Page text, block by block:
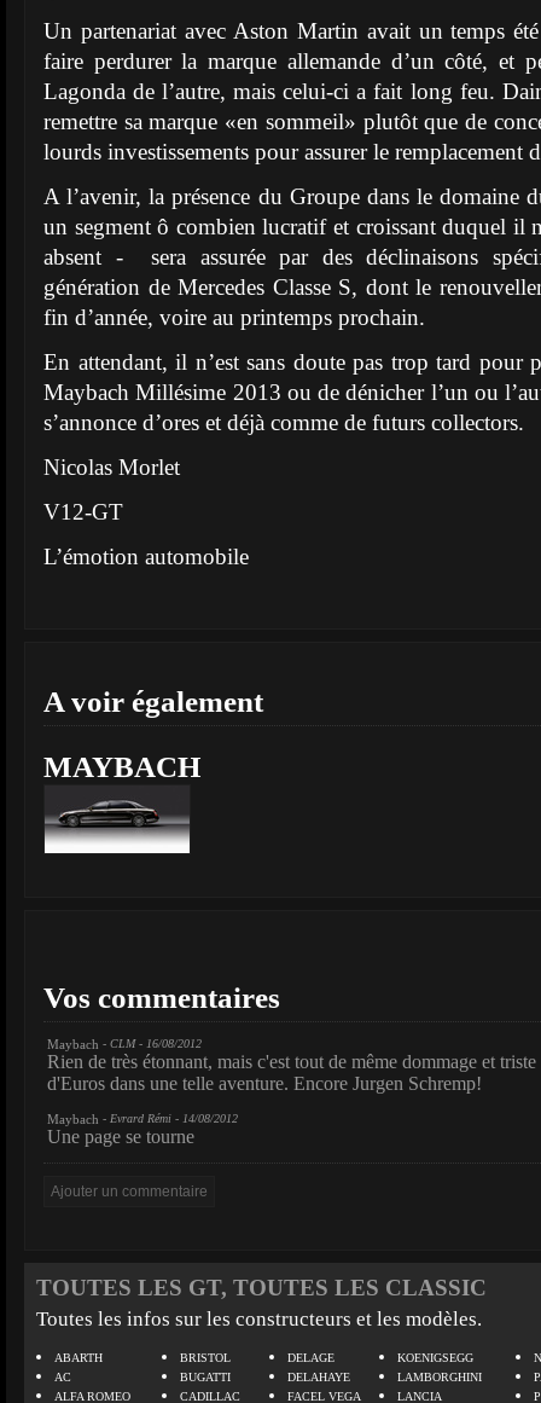
Un partenariat avec Aston Martin avait un temps
faire perdurer la marque allemande d’un côté, et
Lagonda de l’autre, mais celui-ci a fait long feu.
remettre sa marque «en sommeil» plutôt que de
lourds investissements pour assurer le remplacement
A l’avenir, la présence du Groupe dans le domaine
un segment ô combien lucratif et croissant duquel il
absent - sera assurée par des déclinaisons
génération de Mercedes Classe S, dont le
fin d’année, voire au printemps prochain.
En attendant, il n’est sans doute pas trop tard pour
Maybach Millésime 2013 ou de dénicher l’un ou
s’annonce d’ores et déjà comme de futurs collectors.
Nicolas Morlet
V12-GT
L’émotion automobile
A voir également
MAYBACH
Vos commentaires
Maybach - CLM - 16/08/2012
Rien de très étonnant, mais c'est tout de même dommage et
d'Euros dans une telle aventure. Encore Jurgen Schremp!
Maybach - Evrard Rémi - 14/08/2012
Une page se tourne
TOUTES LES GT, TOUTES LES CLASSIC
Toutes les infos sur les constructeurs et les modèles.
ABARTH
AC
ALFA ROMEO
BRISTOL
BUGATTI
CADILLAC
DELAGE
DELAHAYE
FACEL VEGA
KOENIGSEGG
LAMBORGHINI
LANCIA